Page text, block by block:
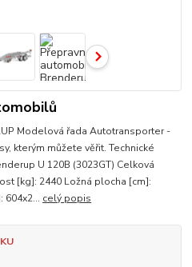
Modelová řada Autotransporter -
kterým můžete věřit. Technické
U 120B (3023GT) Celková
[kg]: 2440 Ložná plocha [cm]:
604x2... celý popis